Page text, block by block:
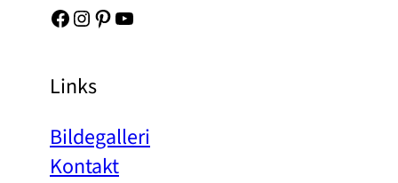
Facebook Instagram Pinterest YouTube
Links
Bildegalleri
Kontakt